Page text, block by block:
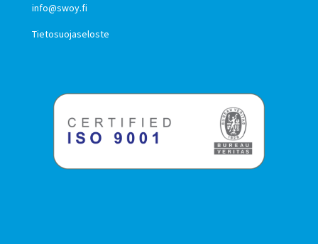
info@swoy.fi
Tietosuojaseloste